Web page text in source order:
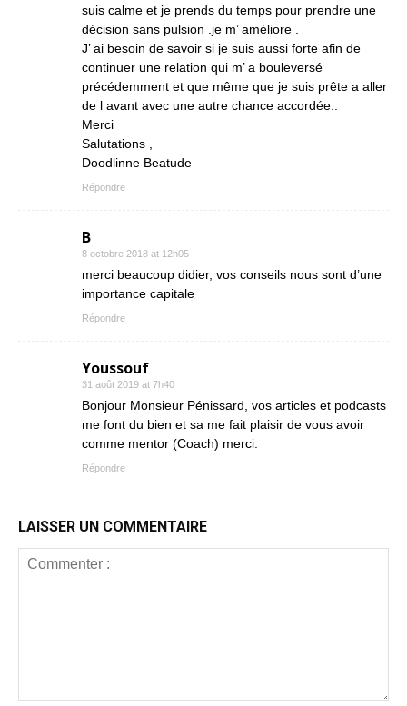
suis calme et je prends du temps pour prendre une
décision sans pulsion .je m’ améliore .
J’ ai besoin de savoir si je suis aussi forte afin de
continuer une relation qui m’ a bouleversé
précédemment et que même que je suis prête a aller
de l avant avec une autre chance accordée..
Merci
Salutations ,
Doodlinne Beatude
Répondre
B
8 octobre 2018 at 12h05
merci beaucoup didier, vos conseils nous sont d’une
importance capitale
Répondre
Youssouf
31 août 2019 at 7h40
Bonjour Monsieur Pénissard, vos articles et podcasts
me font du bien et sa me fait plaisir de vous avoir
comme mentor (Coach) merci.
Répondre
LAISSER UN COMMENTAIRE